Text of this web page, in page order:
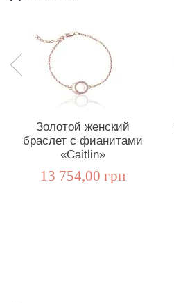
Золотой женский
браслет с фианитами
«Caitlin»
13 754,00 грн